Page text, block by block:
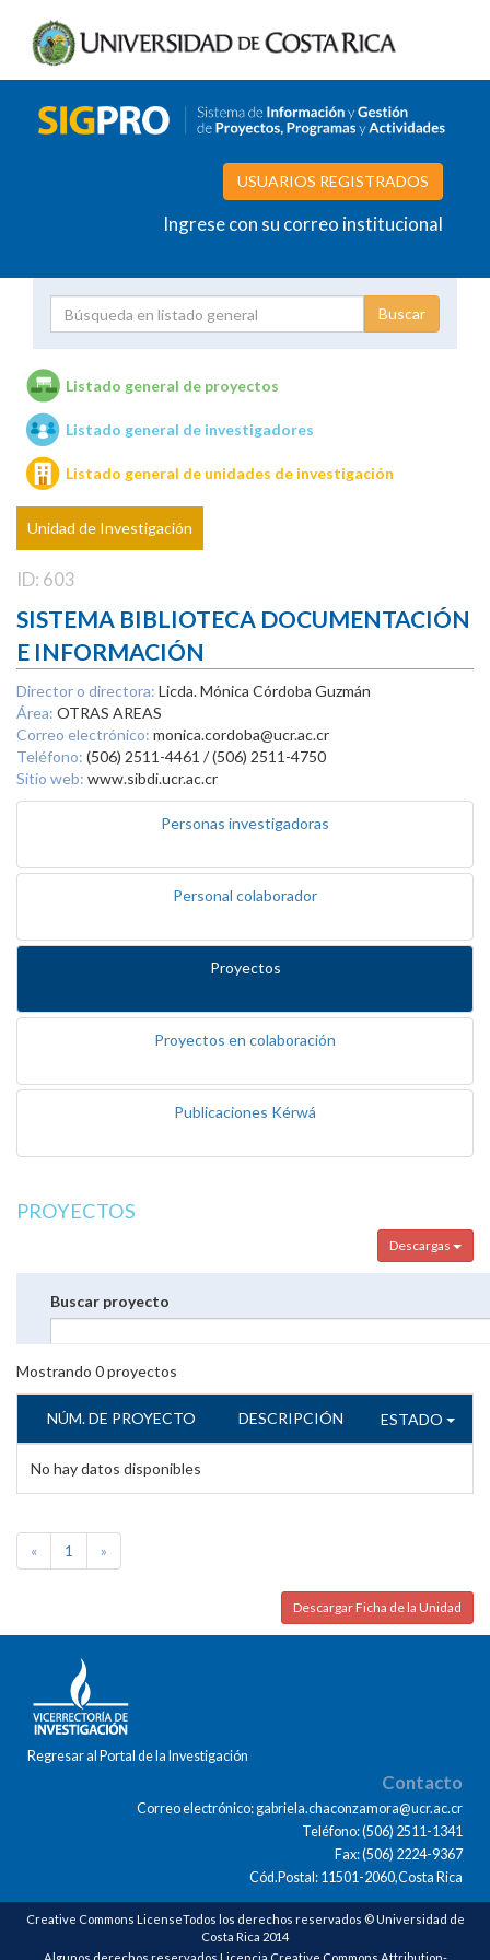
USUARIOS REGISTRADOS
Ingrese con su correo institucional
Unidades de investigación
Listado general de proyectos
Listado general de investigadores
Listado general de unidades de investigación
Unidad de Investigación
ID: 603
SISTEMA BIBLIOTECA DOCUMENTACIÓN
E INFORMACIÓN
Director o directora: Licda. Mónica Córdoba Guzmán
Área: OTRAS AREAS
Correo electrónico: monica.cordoba@ucr.ac.cr
Teléfono: (506) 2511-4461 / (506) 2511-4750
Sitio web: www.sibdi.ucr.ac.cr
Personas investigadoras
Personal colaborador
Proyectos
Proyectos en colaboración
Publicaciones Kérwá
PROYECTOS
Descargas
Buscar proyecto
Mostrando 0proyectos
NÚM. DE PROYECTO DESCRIPCIÓN ESTADO
No hay datos disponibles
« 1 »
Descargar Ficha de la Unidad
Regresar al Portal de la Investigación
Contacto
Correo electrónico: gabriela.chaconzamora@ucr.ac.cr
Teléfono: (506) 2511-1341
Fax: (506) 2224-9367
Cód.Postal: 11501-2060,Costa Rica
Creative Commons LicenseTodos los derechos reservados © Universidad de
Costa Rica 2014